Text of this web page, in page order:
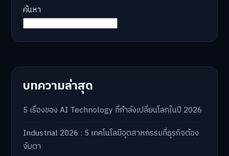
ค้นหา
บทความล่าสุด
5 เรื่องของ AI Technology ที่กำลังเปลี่ยนโลกในปี 2026
Industrial 2026 : 5 เทคโนโลยีอุตสาหกรรมที่ธุรกิจต้อง
จับตา